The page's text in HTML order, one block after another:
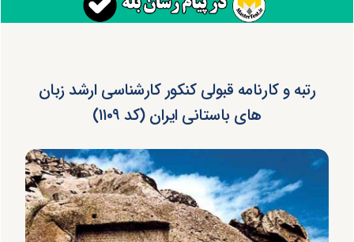
رتبه و کارنامه قبولی کنکور کارشناسی ارشد زبان
های باستانی ایران (کد ۱۱۰۹)